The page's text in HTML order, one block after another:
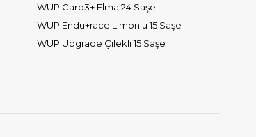
WUP Carb3+ Elma 24 Saşe
WUP Endu+race Limonlu 15 Saşe
WUP Upgrade Çilekli 15 Saşe